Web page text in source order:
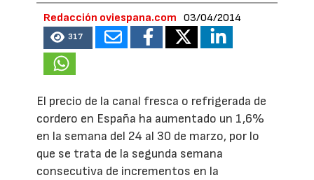
Redacción oviespana.com 03/04/2014
317
El precio de la canal fresca o refrigerada de
cordero en España ha aumentado un 1,6%
en la semana del 24 al 30 de marzo, por lo
que se trata de la segunda semana
consecutiva de incrementos en la